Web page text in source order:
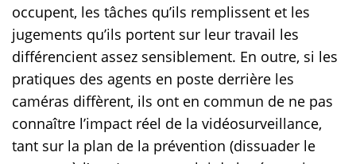
occupent, les tâches qu’ils remplissent et les
jugements qu’ils portent sur leur travail les
différencient assez sensiblement. En outre, si les
pratiques des agents en poste derrière les
caméras diffèrent, ils ont en commun de ne pas
connaître l’impact réel de la vidéosurveillance,
tant sur la plan de la prévention (dissuader le